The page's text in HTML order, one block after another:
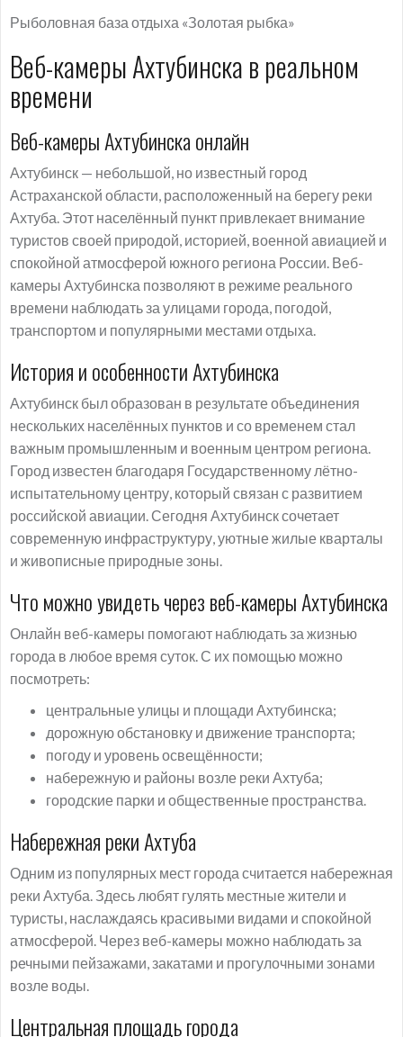
Рыболовная база отдыха «Золотая рыбка»
Веб-камеры Ахтубинска в реальном
времени
Веб-камеры Ахтубинска онлайн
Ахтубинск — небольшой, но известный город
Астраханской области, расположенный на берегу реки
Ахтуба. Этот населённый пункт привлекает внимание
туристов своей природой, историей, военной авиацией и
спокойной атмосферой южного региона России. Веб-
камеры Ахтубинска позволяют в режиме реального
времени наблюдать за улицами города, погодой,
транспортом и популярными местами отдыха.
История и особенности Ахтубинска
Ахтубинск был образован в результате объединения
нескольких населённых пунктов и со временем стал
важным промышленным и военным центром региона.
Город известен благодаря Государственному лётно-
испытательному центру, который связан с развитием
российской авиации. Сегодня Ахтубинск сочетает
современную инфраструктуру, уютные жилые кварталы
и живописные природные зоны.
Что можно увидеть через веб-камеры Ахтубинска
Онлайн веб-камеры помогают наблюдать за жизнью
города в любое время суток. С их помощью можно
посмотреть:
центральные улицы и площади Ахтубинска;
дорожную обстановку и движение транспорта;
погоду и уровень освещённости;
набережную и районы возле реки Ахтуба;
городские парки и общественные пространства.
Набережная реки Ахтуба
Одним из популярных мест города считается набережная
реки Ахтуба. Здесь любят гулять местные жители и
туристы, наслаждаясь красивыми видами и спокойной
атмосферой. Через веб-камеры можно наблюдать за
речными пейзажами, закатами и прогулочными зонами
возле воды.
Центральная площадь города